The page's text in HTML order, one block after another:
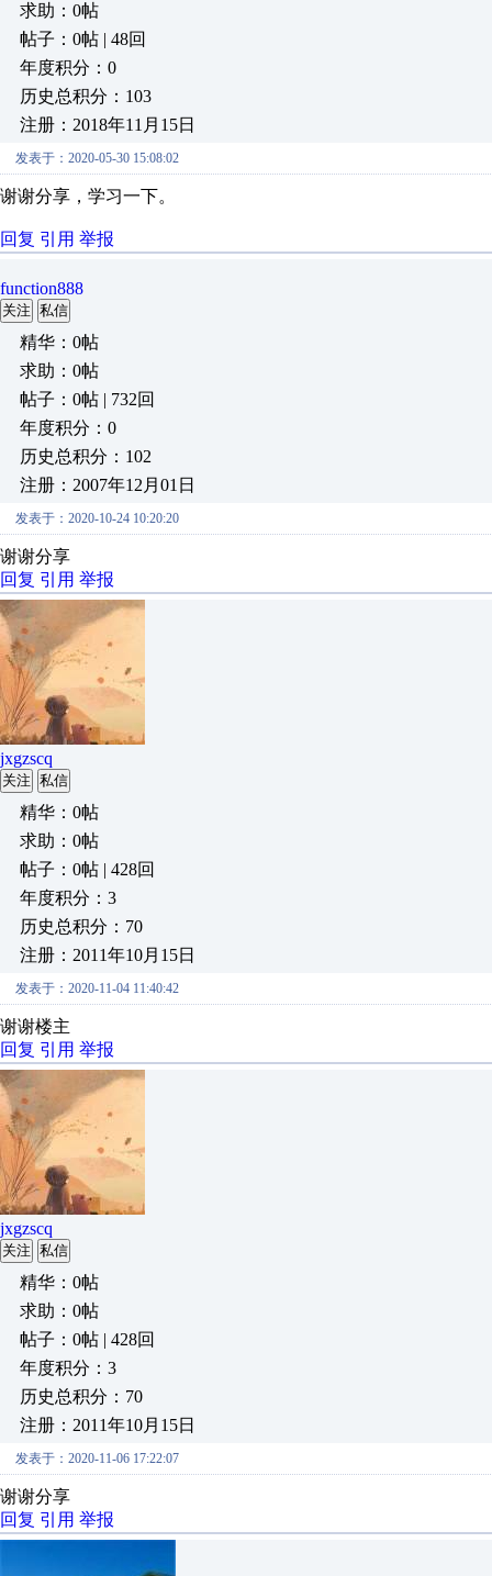
求助：0帖
帖子：0帖 | 48回
年度积分：0
历史总积分：103
注册：2018年11月15日
发表于：2020-05-30 15:08:02
谢谢分享，学习一下。
回复 引用 举报
function888
关注 私信
精华：0帖
求助：0帖
帖子：0帖 | 732回
年度积分：0
历史总积分：102
注册：2007年12月01日
发表于：2020-10-24 10:20:20
谢谢分享
回复 引用 举报
jxgzscq
关注 私信
精华：0帖
求助：0帖
帖子：0帖 | 428回
年度积分：3
历史总积分：70
注册：2011年10月15日
发表于：2020-11-04 11:40:42
谢谢楼主
回复 引用 举报
jxgzscq
关注 私信
精华：0帖
求助：0帖
帖子：0帖 | 428回
年度积分：3
历史总积分：70
注册：2011年10月15日
发表于：2020-11-06 17:22:07
谢谢分享
回复 引用 举报